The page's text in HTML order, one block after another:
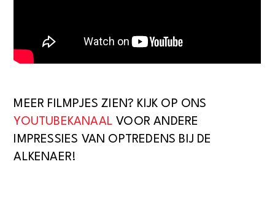
MEER FILMPJES ZIEN? KIJK OP ONS
YOUTUBEKANAAL VOOR ANDERE
IMPRESSIES VAN OPTREDENS BIJ DE
ALKENAER!